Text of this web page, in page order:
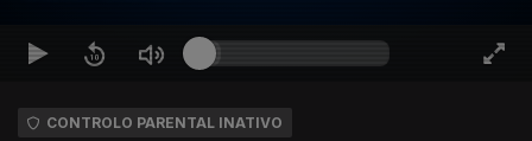
CONTROLO PARENTAL INATIVO